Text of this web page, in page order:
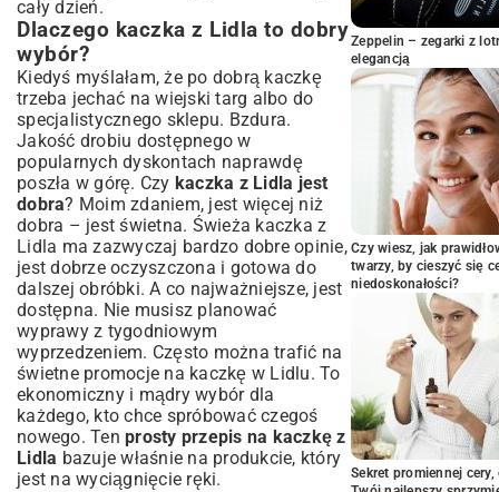
kawałkach?
Dodatki i sosy – z czym podawać
pieczoną kaczkę?
Klasyczne dodatki do kaczki z Lidla
Proste sosy, które podkreślą smak kaczki
Często zadawane pytania i porady
kulinarne
Rozwiązywanie problemów podczas
pieczenia kaczki
Wskazówki szefa kuchni na udaną kaczkę
Podsumowanie: Twoja kaczka z Lidla
gotowa do podania
cały dzień.
Dlaczego kaczka z Lidla to dobry
wybór?
Kiedyś myślałam, że po dobrą kaczkę
trzeba jechać na wiejski targ albo do
specjalistycznego sklepu. Bzdura.
Jakość drobiu dostępnego w
popularnych dyskontach naprawdę
poszła w górę. Czy kaczka z Lidla jest
dobra? Moim zdaniem, jest więcej niż
dobra – jest świetna. Świeża kaczka z
Lidla ma zazwyczaj bardzo dobre opinie,
jest dobrze oczyszczona i gotowa do
dalszej obróbki. A co najważniejsze, jest
dostępna. Nie musisz planować
wyprawy z tygodniowym
wyprzedzeniem. Często można trafić na
świetne promocje na kaczkę w Lidlu. To
ekonomiczny i mądry wybór dla
każdego, kto chce spróbować czegoś
nowego. Ten prosty przepis na kaczkę z
Lidla bazuje właśnie na produkcie, który
jest na wyciągnięcie ręki.
Zeppelin – zegarki z
elegancją
Czy wiesz, jak
twarzy, by cieszyć się
niedoskonałości?
Sekret promiennej